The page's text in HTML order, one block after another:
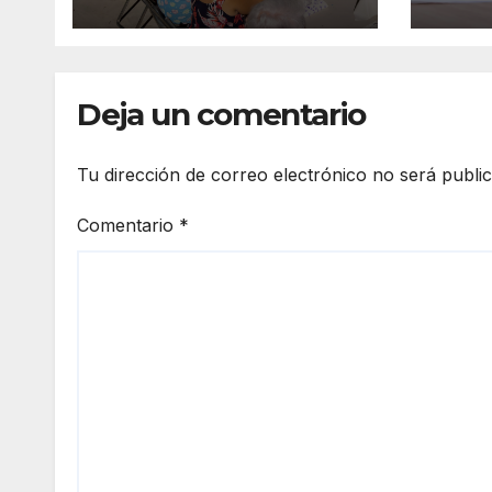
comunitarios
Deja un comentario
Tu dirección de correo electrónico no será
Comentario *